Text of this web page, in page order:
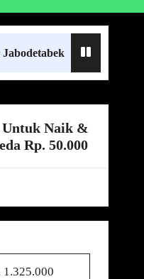
Untuk Naik &
Rp. 50.000
1.325.000